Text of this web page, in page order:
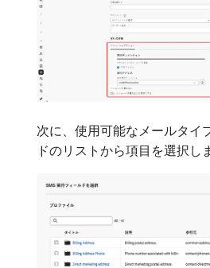
次に、使用可能なメールタイ
ドのリストから項目を選択し